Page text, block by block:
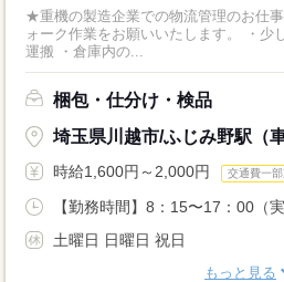
★重機の製造企業での物流管理のお仕事です★ 重機を扱
ォーク作業をお願いいたします。 ・少し離れた倉庫より必要部品を
運搬 ・倉庫内の...
梱包・仕分け・検品
埼玉県川越市/ふじみ野駅（車
時給1,600円～2,000円 交通費一
【勤務時間】8：15〜17：00（
土曜日 日曜日 祝日
もっと見る